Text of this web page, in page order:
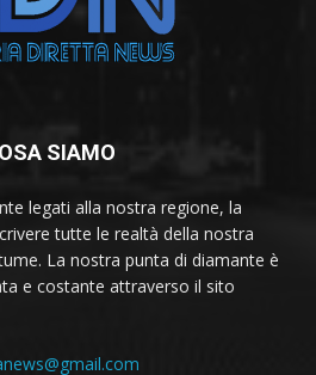
SIAMO
legati alla nostra regione, la
tutte le realtà della nostra
La nostra punta di diamante è
e costante attraverso il sito